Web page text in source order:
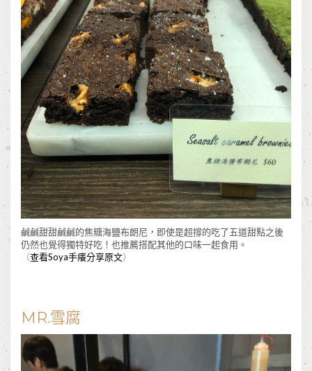
鹹鹹甜甜鹹鹹的焦糖海鹽布朗尼，即使是超撐的吃了五道甜點之後
仍然也覺得獨特好吃！也推薦搭配其他的口味一起食用。
（查看Soya手癢分享原文）
MR.雪腐